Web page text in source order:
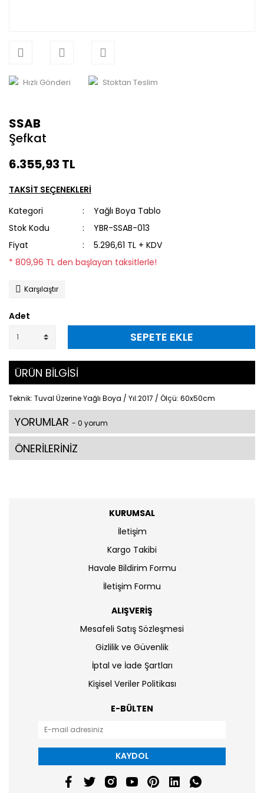
Hızlı Gönderi Stoktan Teslim
SSAB
Şefkat
6.355,93 TL
TAKSİT SEÇENEKLERİ
Kategori
Yağlı Boya Tablo
Stok Kodu
YBR-SSAB-013
Fiyat
5.296,61 TL + KDV
* 809,96 TL den başlayan taksitlerle!
Karşılaştır
Adet
SEPETE EKLE
ÜRÜN BİLGİSİ
Teknik: Tuval Üzerine Yağlı Boya / Yıl:2017 / Ölçü: 60x50cm
YORUMLAR - 0 yorum
ÖNERİLERİNİZ
KURUMSAL
İletişim
Kargo Takibi
Havale Bildirim Formu
İletişim Formu
ALIŞVERİŞ
Mesafeli Satış Sözleşmesi
Gizlilik ve Güvenlik
İptal ve İade Şartları
Kişisel Veriler Politikası
E-BÜLTEN
KAYDOL